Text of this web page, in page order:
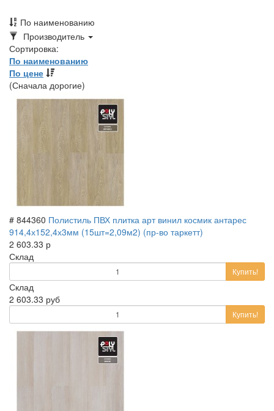
По наименованию
Производитель
Toggle
Сортировка:
По наименованию
По цене
(Сначала дорогие)
# 844360 Полистиль ПВХ плитка арт винил космик антарес
914,4х152,4х3мм (15шт=2,09м2) (пр-во таркетт)
2 603.33 р
Склад
Купить!
Склад
2 603.33 руб
Купить!